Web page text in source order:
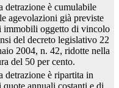
detrazione è cumulabile
agevolazioni già previste
immobili oggetto di vincolo
del decreto legislativo 22
2004, n. 42, ridotte nella
del 50 per cento.
detrazione è ripartita in